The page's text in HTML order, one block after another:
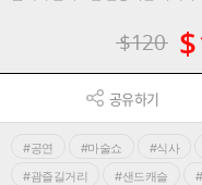
$120 $
공유하기
#공연 #마술쇼 #식사
#괌즐길거리
#샌드캐슬